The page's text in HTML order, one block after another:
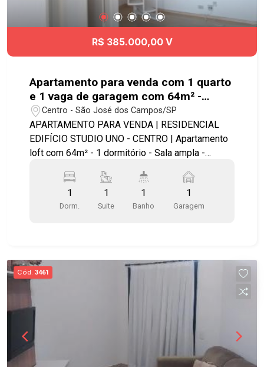
com nossos corretores e descubra as melhores
condições para comprar seu primeiro imóvel ou
investir no Liv.One. ? Chame a Geração Imóveis e
encontre a unidade ideal para você!
R$ 385.000,00 V
Apartamento para venda com 1 quarto
e 1 vaga de garagem com 64m² -
Centro
Centro - São José dos Campos/SP
APARTAMENTO PARA VENDA | RESIDENCIAL
EDIFÍCIO STUDIO UNO - CENTRO | Apartamento
loft com 64m² - 1 dormitório - Sala ampla -
Aquecedor a gás. - Área de serviço - 1 vaga de
consultório médico, ônibus, escolas, lojas
1
Dorm.
1
Suite
1
Banho
1
Garagem
Cód. 3461